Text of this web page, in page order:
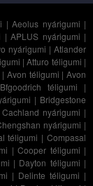
|Aeolus nyárigumi |
|APLUS nyárigumi |
nyárigumi |Atlander
|Atturo téligumi |
|Avon téligumi |Avon
Bfgoodrich téligumi |
| Bridgestone
Cachland nyárigumi |
nyárigumi |
téligumi |Compasal
| Cooper téligumi |
| Dayton téligumi |
| Delinte téligumi |